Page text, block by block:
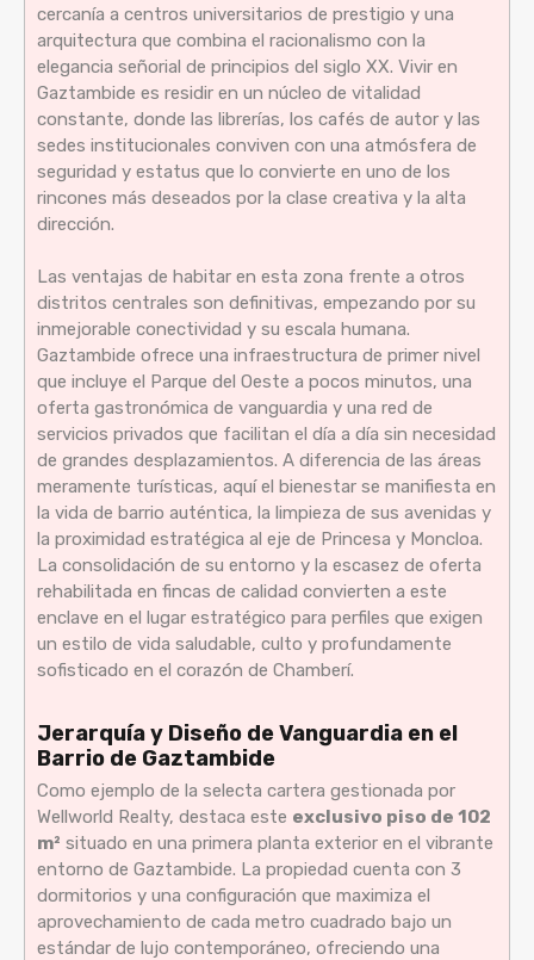
cercanía a centros universitarios de prestigio y una
arquitectura que combina el racionalismo con la
elegancia señorial de principios del siglo XX. Vivir en
Gaztambide es residir en un núcleo de vitalidad
constante, donde las librerías, los cafés de autor y las
sedes institucionales conviven con una atmósfera de
seguridad y estatus que lo convierte en uno de los
rincones más deseados por la clase creativa y la alta
dirección.
Las ventajas de habitar en esta zona frente a otros
distritos centrales son definitivas, empezando por su
inmejorable conectividad y su escala humana.
Gaztambide ofrece una infraestructura de primer nivel
que incluye el Parque del Oeste a pocos minutos, una
oferta gastronómica de vanguardia y una red de
servicios privados que facilitan el día a día sin necesidad
de grandes desplazamientos. A diferencia de las áreas
meramente turísticas, aquí el bienestar se manifiesta en
la vida de barrio auténtica, la limpieza de sus avenidas y
la proximidad estratégica al eje de Princesa y Moncloa.
La consolidación de su entorno y la escasez de oferta
rehabilitada en fincas de calidad convierten a este
enclave en el lugar estratégico para perfiles que exigen
un estilo de vida saludable, culto y profundamente
sofisticado en el corazón de Chamberí.
Jerarquía y Diseño de Vanguardia en el
Barrio de Gaztambide
Como ejemplo de la selecta cartera gestionada por
Wellworld Realty, destaca este exclusivo piso de 102
m² situado en una primera planta exterior en el vibrante
entorno de Gaztambide. La propiedad cuenta con 3
dormitorios y una configuración que maximiza el
aprovechamiento de cada metro cuadrado bajo un
estándar de lujo contemporáneo, ofreciendo una